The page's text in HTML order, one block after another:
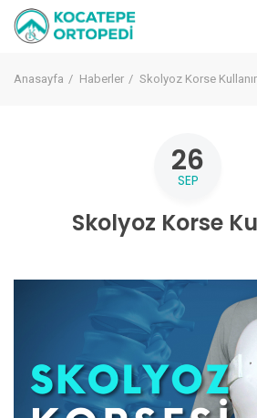
Anasayfa Haberler Skolyoz Korse
26
SEP
Skolyoz Korse